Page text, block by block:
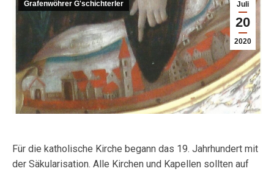
Juli
20
2020
Grafenwöhrer G'schichterler
Für die katholische Kirche begann das 19. Jahrhundert mit
der Säkularisation. Alle Kirchen und Kapellen sollten auf